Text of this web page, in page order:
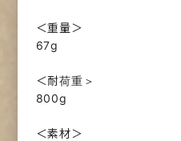
＜重量＞
67g
＜耐荷重＞
800g
＜素材＞